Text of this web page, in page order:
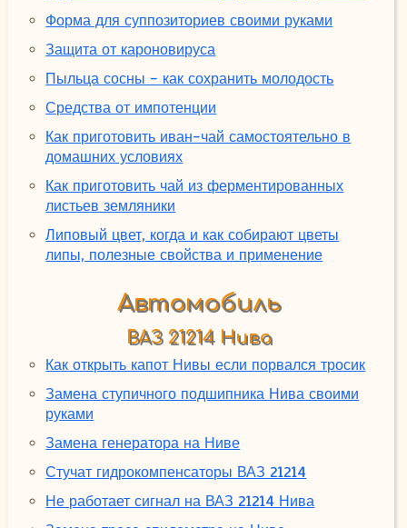
Форма для суппозиториев своими руками
Защита от кароновируса
Пыльца сосны - как сохранить молодость
Средства от импотенции
Как приготовить иван-чай самостоятельно в
домашних условиях
Как приготовить чай из ферментированных
листьев земляники
Липовый цвет, когда и как собирают цветы
липы, полезные свойства и применение
Автомобиль
ВАЗ 21214 Нива
Как открыть капот Нивы если порвался тросик
Замена ступичного подшипника Нива своими
руками
Замена генератора на Ниве
Стучат гидрокомпенсаторы ВАЗ 21214
Не работает сигнал на ВАЗ 21214 Нива